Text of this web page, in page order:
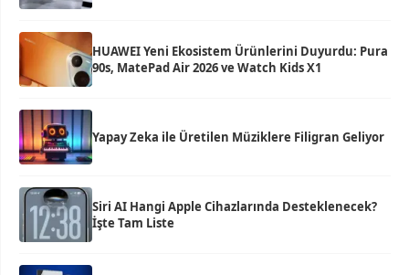
HUAWEI Yeni Ekosistem Ürünlerini Duyurdu: Pura
90s, MatePad Air 2026 ve Watch Kids X1
Yapay Zeka ile Üretilen Müziklere Filigran Geliyor
Siri AI Hangi Apple Cihazlarında Desteklenecek?
İşte Tam Liste